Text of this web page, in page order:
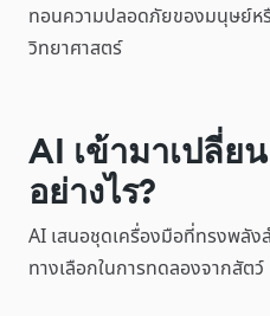
ทอนความปลอดภัยของมนุษย์ห
วิทยาศาสตร์
AI เข้ามาเปลี่ย
อย่างไร?
AI เสนอชุดเครื่องมือที่ทรงพลั
ทางเลือกในการทดลองจากสัตว์